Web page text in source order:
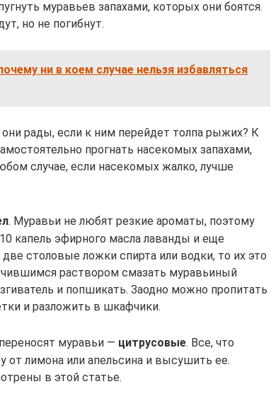
муравьев запахами, которых они боятся.
но не погибнут.
ни в коем случае нельзя избавляться
рады, если к ним перейдет толпа рыжих? К
прогнать насекомых запахами,
случае, если насекомых жалко, лучше
. Муравьи не любят резкие ароматы, поэтому
капель эфирного масла лаванды и еще
столовые ложки спирта или водки, то их это
раствором смазать муравьиный
и попшикать. Заодно можно пропитать
и разложить в шкафчики.
муравьи — цитрусовые. Все, что
от лимона или апельсина и высушить ее.
в этой статье.